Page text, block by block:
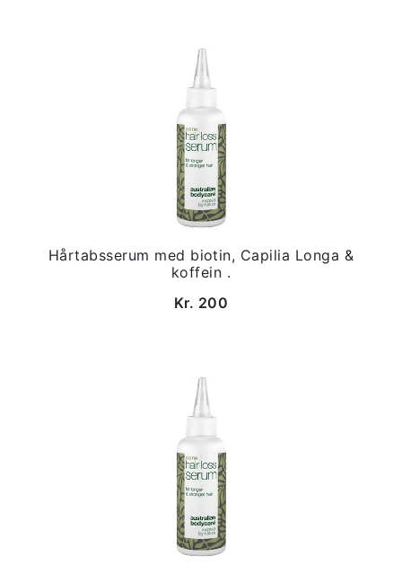
Hårtabsserum med biotin, Capilia Longa &
koffein .
Kr. 200